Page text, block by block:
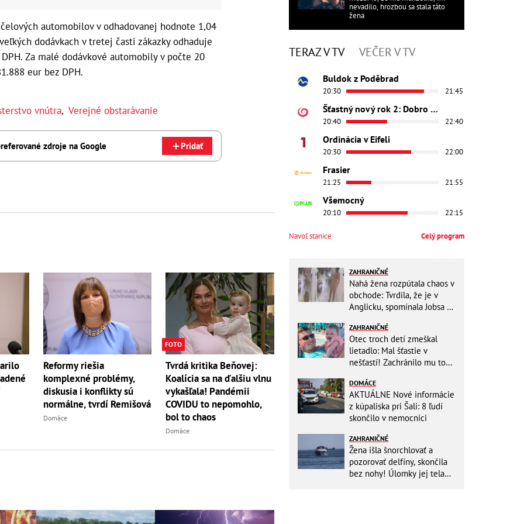
automobilov v odhadovanej hodnote 1,04
dodávkach v tretej časti zákazky odhaduje
Za malé dodávkové automobily v počte 20
eur bez DPH.
vnútra, Verejné obstarávanie
zdroje na Google Pridať
Reformy riešia
komplexné problémy,
diskusia i konflikty sú
normálne, tvrdí Remišová
Domáce
FOTO
Tvrdá kritika Beňovej:
Koalícia sa na ďalšiu vlnu
vykašľala! Pandémii
COVIDU to nepomohlo,
bol to chaos
Domáce
nevadilo, hrozbou sa stala táto
žena
TERAZ V TV VEČER V TV
Buldok z Poděbrad
20:30 21:45
Šťastný nový rok 2: Dobro došli
20:40 22:40
Ordinácia v Eifeli
20:30 22:00
Frasier
21:25 21:55
Všemocný
20:10 22:15
Navoľ stanice Celý program
ZAHRANIČNÉ
Nahá žena rozpútala chaos v
obchode: Tvrdila, že je v
Anglicku, spomínala Jobsa aj
ZAHRANIČNÉ
Otec troch detí zmeškal
lietadlo: Mal šťastie v
nešťastí! Zachránilo mu to
DOMÁCE
AKTUÁLNE Nové informácie
z kúpaliska pri Šali: 8 ľudí
skončilo v nemocnici
ZAHRANIČNÉ
Žena išla šnorchlovať a
pozorovať delfíny, skončila
bez nohy! Úlomky jej tela